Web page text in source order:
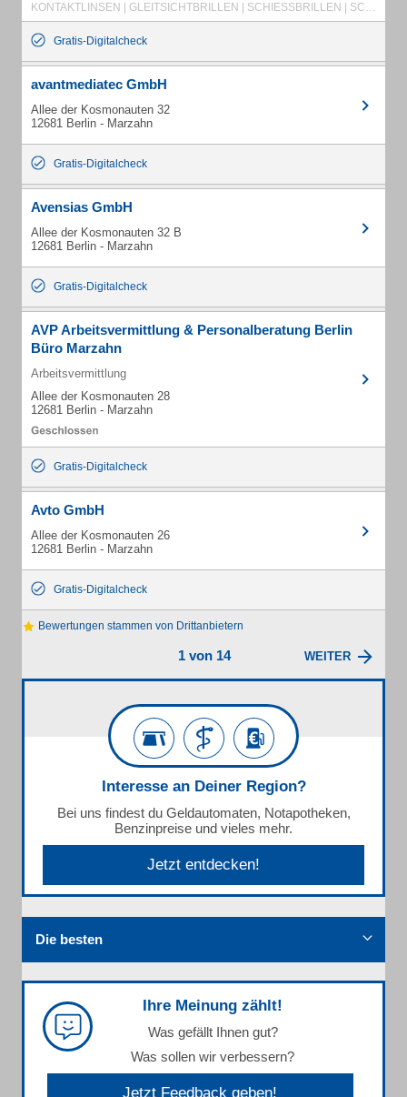
KONTAKTLINSEN | GLEITSICHTBRILLEN | SCHIESSBRILLEN | SCHWIMMBRILLEN | SEHBERATUNG | FASSUNGEN | LUPEN | SPEZIALGLÄSER | KINDERBRILLEN | WELTWEITE ERSATZBRILLEN
Gratis-Digitalcheck
avantmediatec GmbH
Allee der Kosmonauten 32
12681 Berlin - Marzahn
Gratis-Digitalcheck
Avensias GmbH
Allee der Kosmonauten 32 B
12681 Berlin - Marzahn
Gratis-Digitalcheck
AVP Arbeitsvermittlung & Personalberatung Berlin
Büro Marzahn
Arbeitsvermittlung
Allee der Kosmonauten 28
12681 Berlin - Marzahn
Gratis-Digitalcheck
Avto GmbH
Allee der Kosmonauten 26
12681 Berlin - Marzahn
Gratis-Digitalcheck
Bewertungen stammen von Drittanbietern
1 von 14 WEITER
Interesse an Deiner Region?
Bei uns findest du Geldautomaten, Notapotheken,
Benzinpreise und vieles mehr.
Jetzt entdecken!
Die besten
Ihre Meinung zählt!
Was gefällt Ihnen gut?
Was sollen wir verbessern?
Jetzt Feedback geben!